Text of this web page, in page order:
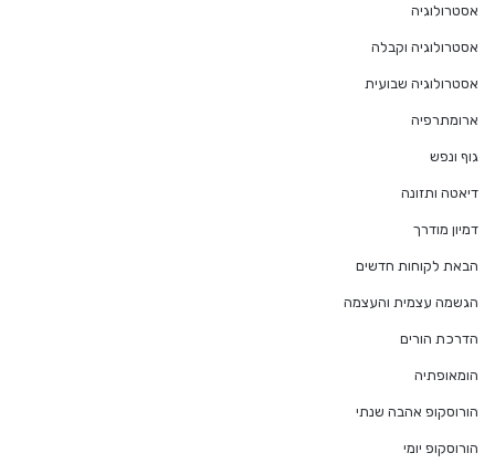
אסטרולוגיה
אסטרולוגיה וקבלה
אסטרולוגיה שבועית
ארומתרפיה
גוף ונפש
דיאטה ותזונה
דמיון מודרך
הבאת לקוחות חדשים
הגשמה עצמית והעצמה
הדרכת הורים
הומאופתיה
הורוסקופ אהבה שנתי
הורוסקופ יומי